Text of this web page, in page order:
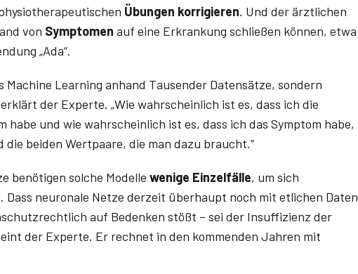
Übungen korrigieren. Und der ärztlichen
von Symptomen auf eine Erkrankung schließen können, etwa
„Ada“.
Learning anhand Tausender Datensätze, sondern
der Experte. „Wie wahrscheinlich ist es, dass ich die
habe und wie wahrscheinlich ist es, dass ich das Symptom habe,
die beiden Wertpaare, die man dazu braucht.“
benötigen solche Modelle wenige Einzelfälle, um sich
Dass neuronale Netze derzeit überhaupt noch mit etlichen Daten
auf Bedenken stößt – sei der Insuffizienz der
der Experte. Er rechnet in den kommenden Jahren mit